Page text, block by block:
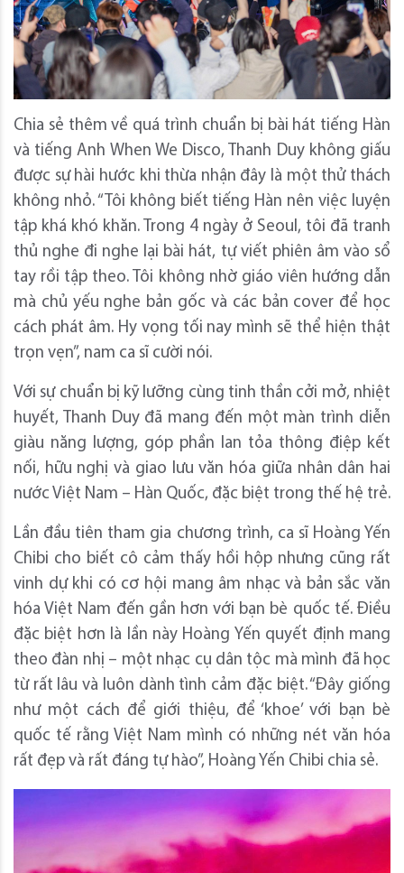
Chia sẻ thêm về quá trình chuẩn bị bài hát tiếng Hàn
và tiếng Anh When We Disco, Thanh Duy không giấu
được sự hài hước khi thừa nhận đây là một thử thách
không nhỏ. “Tôi không biết tiếng Hàn nên việc luyện
tập khá khó khăn. Trong 4 ngày ở Seoul, tôi đã tranh
thủ nghe đi nghe lại bài hát, tự viết phiên âm vào sổ
tay rồi tập theo. Tôi không nhờ giáo viên hướng dẫn
mà chủ yếu nghe bản gốc và các bản cover để học
cách phát âm. Hy vọng tối nay mình sẽ thể hiện thật
trọn vẹn”, nam ca sĩ cười nói.
Với sự chuẩn bị kỹ lưỡng cùng tinh thần cởi mở, nhiệt
huyết, Thanh Duy đã mang đến một màn trình diễn
giàu năng lượng, góp phần lan tỏa thông điệp kết
nối, hữu nghị và giao lưu văn hóa giữa nhân dân hai
nước Việt Nam – Hàn Quốc, đặc biệt trong thế hệ trẻ.
Lần đầu tiên tham gia chương trình, ca sĩ Hoàng Yến
Chibi cho biết cô cảm thấy hồi hộp nhưng cũng rất
vinh dự khi có cơ hội mang âm nhạc và bản sắc văn
hóa Việt Nam đến gần hơn với bạn bè quốc tế. Điều
đặc biệt hơn là lần này Hoàng Yến quyết định mang
theo đàn nhị – một nhạc cụ dân tộc mà mình đã học
từ rất lâu và luôn dành tình cảm đặc biệt. “Đây giống
như một cách để giới thiệu, để ‘khoe’ với bạn bè
quốc tế rằng Việt Nam mình có những nét văn hóa
rất đẹp và rất đáng tự hào”, Hoàng Yến Chibi chia sẻ.